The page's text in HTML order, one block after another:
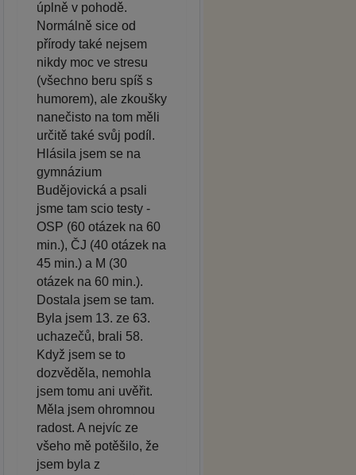
úplně v pohodě.
Normálně sice od
přírody také nejsem
nikdy moc ve stresu
(všechno beru spíš s
humorem), ale zkoušky
nanečisto na tom měli
určitě také svůj podíl.
Hlásila jsem se na
gymnázium
Budějovická a psali
jsme tam scio testy -
OSP (60 otázek na 60
min.), ČJ (40 otázek na
45 min.) a M (30
otázek na 60 min.).
Dostala jsem se tam.
Byla jsem 13. ze 63.
uchazečů, brali 58.
Když jsem se to
dozvěděla, nemohla
jsem tomu ani uvěřit.
Měla jsem ohromnou
radost. A nejvíc ze
všeho mě potěšilo, že
jsem byla z